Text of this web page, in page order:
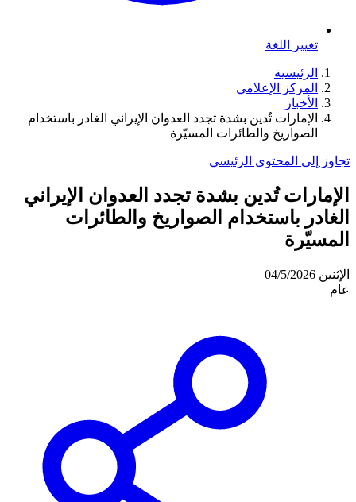
تغيير اللغة
الرئيسية
المركز الإعلامي
الأخبار
الإمارات تُدين بشدة تجدد العدوان الإيراني الغادر باستخدام
الصواريخ والطائرات المسيّرة
تجاوز إلى المحتوى الرئيسي
الإمارات تُدين بشدة تجدد العدوان الإيراني
الغادر باستخدام الصواريخ والطائرات
المسيّرة
الإثنين 04/5/2026
عام